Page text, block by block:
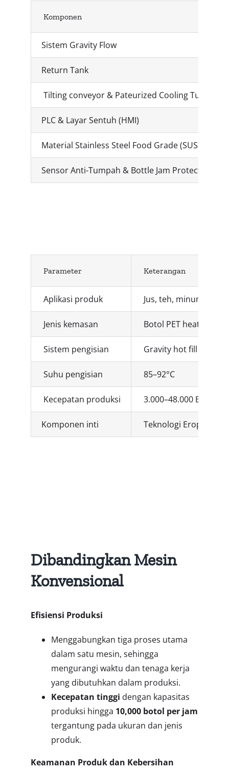
Komponen
Sistem Gravity Flow
Return Tank
Tilting conveyor & Pateurized Cooling Tunnel
PLC & Layar Sentuh (HMI)
Material Stainless Steel Food Grade (SUS304)
Sensor Anti-Tumpah & Bottle Jam Protection
Parameter Keterangan
Aplikasi produk Jus, teh, minuman
Jenis kemasan Botol PET heat-
Sistem pengisian Gravity hot fill
Suhu pengisian 85–92°C
Kecepatan produksi 3.000–48.000 BPH
Komponen inti Teknologi Eropa:
Dibandingkan Mesin
Konvensional
Efisiensi Produksi
Menggabungkan tiga proses utama
dalam satu mesin, sehingga
mengurangi waktu dan tenaga kerja
yang dibutuhkan dalam produksi.
Kecepatan tinggi dengan kapasitas
produksi hingga 10,000 botol per jam
tergantung pada ukuran dan jenis
produk.
Keamanan Produk dan Kebersihan